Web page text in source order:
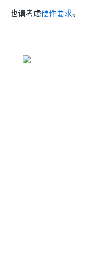
也请考虑硬件要求。